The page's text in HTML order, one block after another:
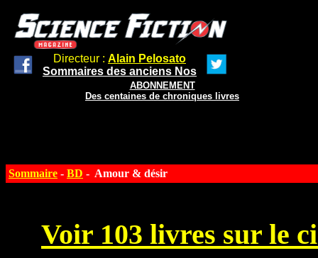
Directeur : Alain Pelosato
Sommaires des anciens Nos
ABONNEMENT
Des centaines de chroniques livres
Sommaire - BD - Amour & désir
Voir 103 livres sur le